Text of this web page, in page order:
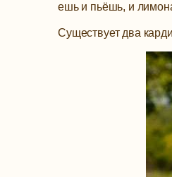
ешь и пьёшь, и
Существует два